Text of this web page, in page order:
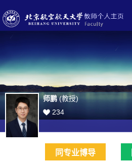
师鹏(教授)
234
同专业博导